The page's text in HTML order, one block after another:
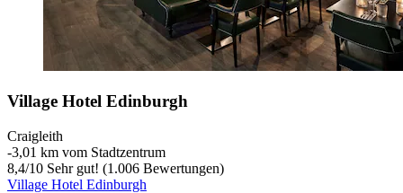
Village Hotel Edinburgh
Craigleith
‐3,01 km vom Stadtzentrum
8,4/10 Sehr gut! (1.006 Bewertungen)
Village Hotel Edinburgh